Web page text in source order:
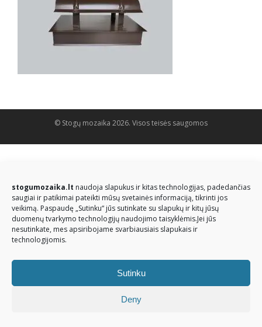
stogumozaika.lt naudoja slapukus ir kitas technologijas, padedančias
saugiai ir patikimai pateikti mūsų svetainės informaciją, tikrinti jos
veikimą. Paspaudę „Sutinku“ jūs sutinkate su slapukų ir kitų jūsų
duomenų tvarkymo technologijų naudojimo taisyklėmis.Jei jūs
nesutinkate, mes apsiribojame svarbiausiais slapukais ir
technologijomis.
Sutinku
Deny
© Stogų mozaika 2026. Visos teisės saugomos